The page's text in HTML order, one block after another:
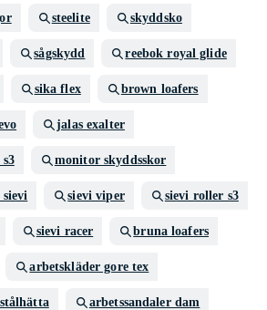
steelite skyddsko
sågskydd reebok royal glide
sika flex brown loafers
jalas exalter
monitor skyddsskor
sievi sievi viper sievi roller s3
sievi racer bruna loafers
arbetskläder gore tex
arbetssandaler dam